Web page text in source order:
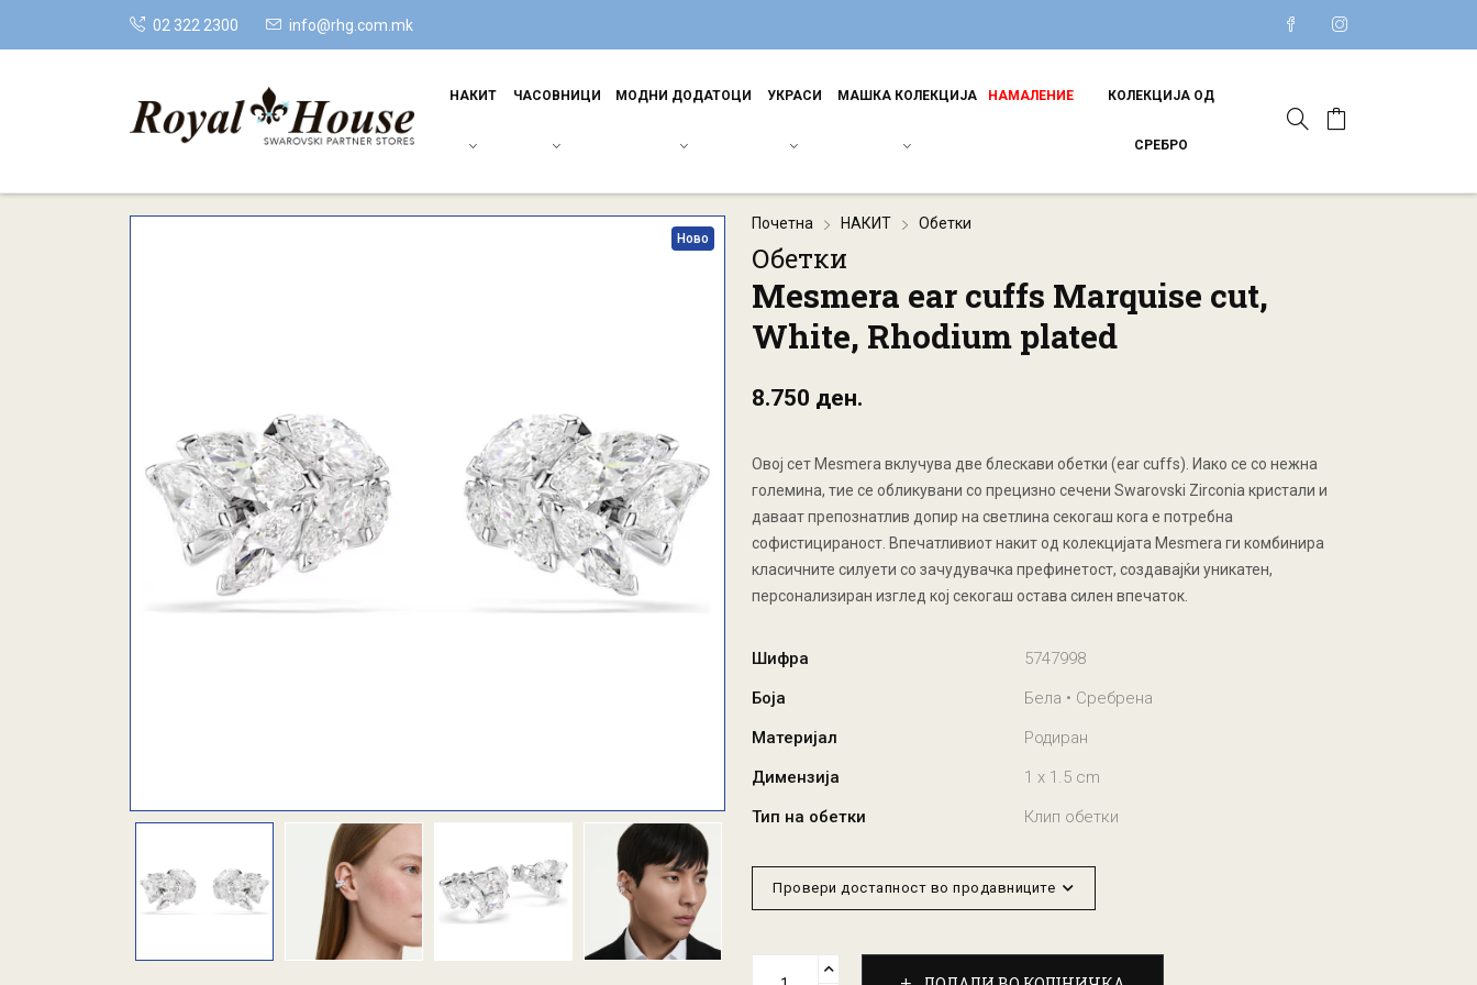
02 322 2300 info@rhg.com.mk
НАКИТ ЧАСОВНИЦИ МОДНИ ДОДАТОЦИ УКРАСИ МАШКА КОЛЕКЦИЈА НАМАЛЕНИЕ КОЛЕКЦИЈА ОД
СРЕБРО
Ново
Почетна НАКИТ Обетки
Обетки
Mesmera ear cuffs Marquise cut,
White, Rhodium plated
8.750 ден.
Овој сет Mesmera вклучува две блескави обетки (ear cuffs). Иако се со нежна
големина, тие се обликувани со прецизно сечени Swarovski Zirconia кристали и
даваат препознатлив допир на светлина секогаш кога е потребна
софистицираност. Впечатливиот накит од колекцијата Mesmera ги комбинира
класичните силуети со зачудувачка префинетост, создавајќи уникатен,
персонализиран изглед кој секогаш остава силен впечаток.
Шифра
5747998
Боја
Бела • Сребрена
Материјал
Родиран
Димензија
1 x 1.5 cm
Тип на обетки
Клип обетки
Провери достапност во продавниците